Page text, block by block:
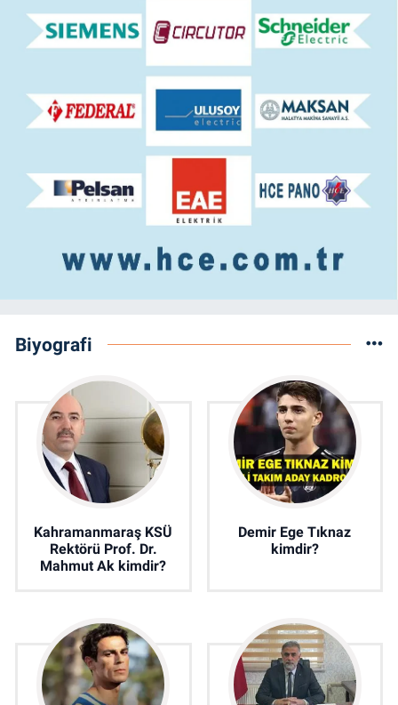
Biyografi
Kahramanmaraş KSÜ
Rektörü Prof. Dr.
Mahmut Ak kimdir?
Demir Ege Tıknaz
kimdir?